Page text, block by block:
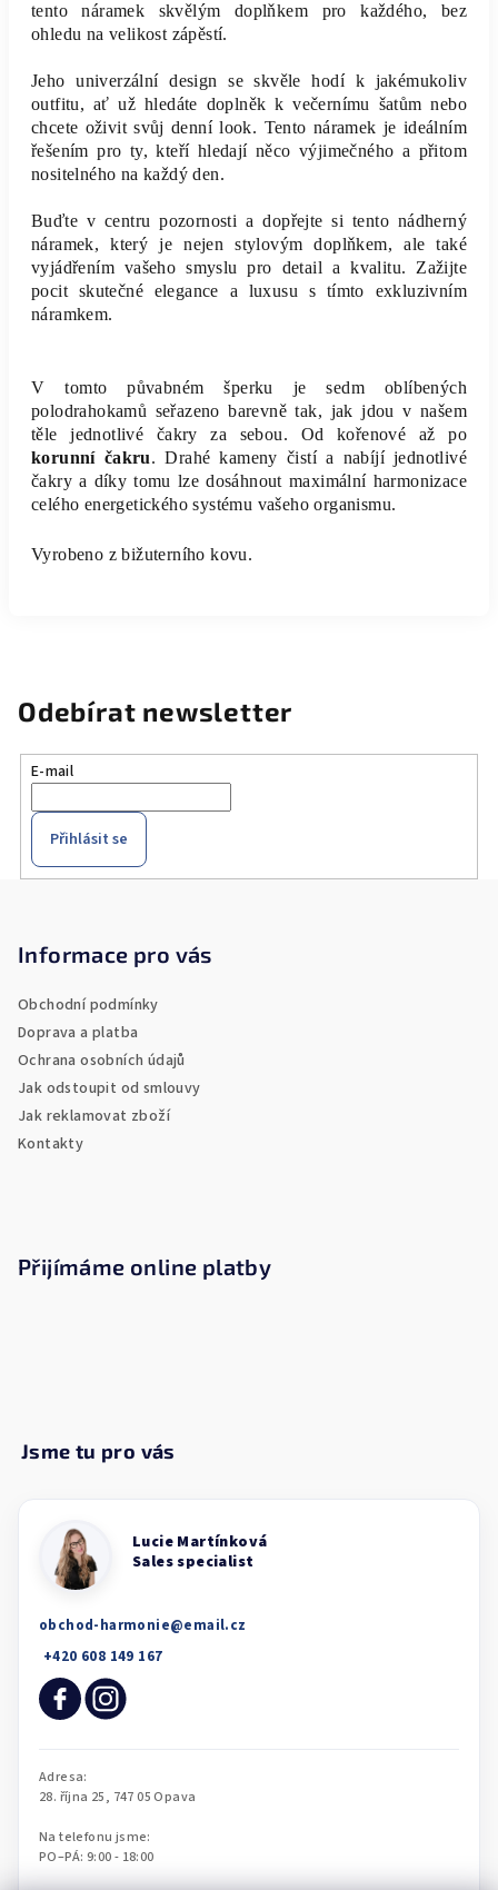
tento náramek skvělým doplňkem pro každého, bez
ohledu na velikost zápěstí.
Jeho univerzální design se skvěle hodí k jakémukoliv
outfitu, ať už hledáte doplněk k večernímu šatům nebo
chcete oživit svůj denní look. Tento náramek je ideálním
řešením pro ty, kteří hledají něco výjimečného a přitom
nositelného na každý den.
Buďte v centru pozornosti a dopřejte si tento nádherný
náramek, který je nejen stylovým doplňkem, ale také
vyjádřením vašeho smyslu pro detail a kvalitu. Zažijte
pocit skutečné elegance a luxusu s tímto exkluzivním
náramkem.
V tomto půvabném šperku je sedm oblíbených
polodrahokamů seřazeno barevně tak, jak jdou v našem
těle jednotlivé čakry za sebou. Od kořenové až po
korunní čakru. Drahé kameny čistí a nabíjí jednotlivé
čakry a díky tomu lze dosáhnout maximální harmonizace
celého energetického systému vašeho organismu.
Vyrobeno z bižuterního kovu.
Odebírat newsletter
E-mail
Přihlásit se
Informace pro vás
Obchodní podmínky
Doprava a platba
Ochrana osobních údajů
Jak odstoupit od smlouvy
Jak reklamovat zboží
Kontakty
Přijímáme online platby
obchod-harmonie@email.cz